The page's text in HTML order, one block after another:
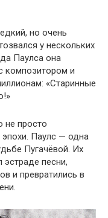
но очень
у нескольких
Паулса она
композитором и
«Старинные
не просто
Паулс — одна
Пугачёвой. Их
песни,
и превратились в